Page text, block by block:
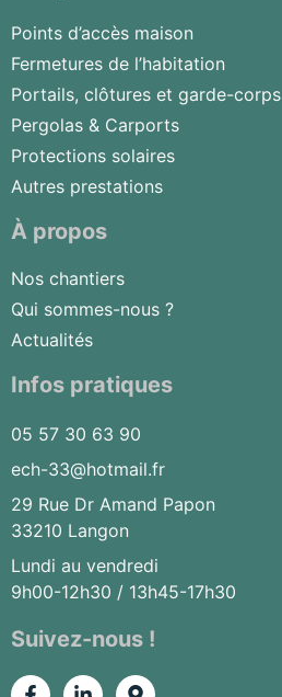
Points d’accès maison
Fermetures de l’habitation
Portails, clôtures et garde-corps
Pergolas & Carports
Protections solaires
Autres prestations
À propos
Nos chantiers
Qui sommes-nous ?
Actualités
Infos pratiques
05 57 30 63 90
ech-33@hotmail.fr
29 Rue Dr Amand Papon
33210 Langon
Lundi au vendredi
9h00-12h30 / 13h45-17h30
Suivez-nous !